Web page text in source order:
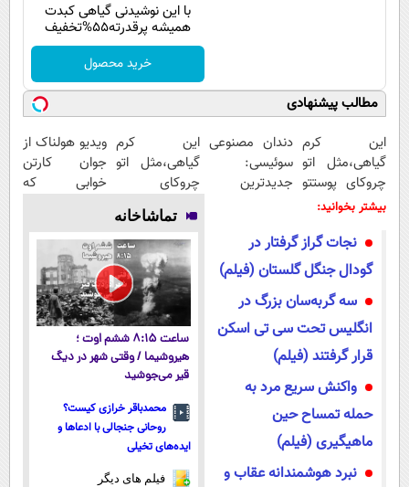
گوناگون
محیط زیست
فرهنگی
اجتماعی
حیات وحش
سیاست خارجی
با این نوشیدنی گیاهی کبدت
همیشه پرقدرته55%تخفیف
خرید محصول
مطالب پیشنهادی
این کرم
گیاهی،مثل اتو
چروکای پوستتو
صاف
ویژه
دندان مصنوعی
سوئیسی:
جدیدترین
پرداخت قسطی
این کرم
گیاهی،مثل اتو
چروکای
پوستتوصاف
میکنه!50%تخفیف
ویدیو هولناک از
جوان کارتن
خوابی که
بیشتر بخوانید:
نجات گراز گرفتار در
گودال جنگل گلستان (فیلم)
سه گربه‌سان بزرگ در
انگلیس تحت سی تی اسکن
قرار گرفتند (فیلم)
واکنش سریع مرد به
حمله تمساح حین
ماهیگیری (فیلم)
نبرد هوشمندانه عقاب و
تماشاخانه
ساعت ۸:۱۵ ششم اوت ؛
هیروشیما / وقتی شهر در دیگ
قیر می‌جوشید
محمدباقر خرازی کیست؟
روحانی جنجالی با ادعاها و
ایده‌های تخیلی
فیلم های دیگر